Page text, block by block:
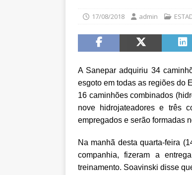
17/08/2018 admin
A Sanepar adquiriu 34
esgoto em todas as regiões do
16 caminhões combinados
nove hidrojateadores e três
empregados e serão formadas
Na manhã desta quarta-feira
companhia, fizeram a
treinamento. Soavinski disse